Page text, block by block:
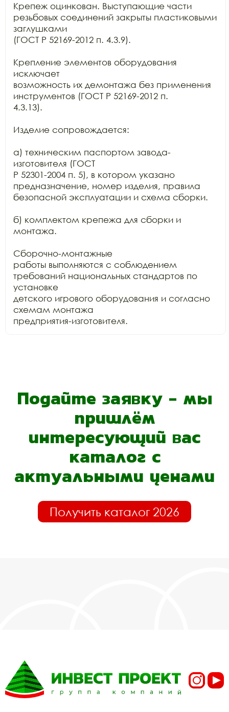
Крепеж оцинкован. Выступающие части
резьбовых соединений закрыты пластиковыми
заглушками
(ГОСТ Р 52169-2012 п. 4.3.9).
Крепление элементов оборудования
исключает
возможность их демонтажа без применения
инструментов (ГОСТ Р 52169-2012 п.
4.3.13).
Изделие сопровождается:
а) техническим паспортом завода-
изготовителя (ГОСТ
Р 52301-2004 п. 5), в котором указано
предназначение, номер изделия, правила
безопасной эксплуатации и схема сборки.
б) комплектом крепежа для сборки и
монтажа.
Сборочно-монтажные
работы выполняются с соблюдением
требований национальных стандартов по
установке
детского игрового оборудования и согласно
схемам монтажа
предприятия-изготовителя.
Подайте заявку - мы
пришлём
интересующий вас
каталог с
актуальными ценами
Получить каталог 2026